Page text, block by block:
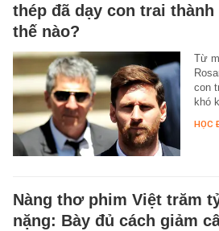
thép đã dạy con trai
thế nào?
Từ
con
khó
HỌC
Nàng thơ phim Việt trăm
nặng: Bày đủ cách giảm